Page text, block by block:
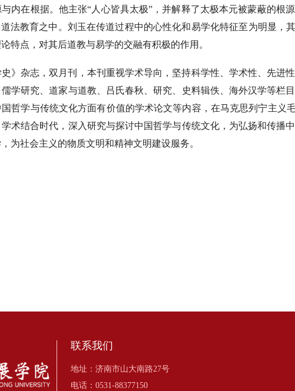
内在根据。他主张“人心皆具太极”，并解释了太极本元被蒙蔽的根
法教育之中。刘玉在传道过程中的心性化和易学化特征至为明显，
特点，对其后道教与易学的交融有积极的作用。
史》杂志，双月刊，本刊重视学术导向，坚持科学性、学术性、先进
学研究、道家与道教、吕氏春秋、研究、史料辑佚、海外汉学等栏
哲学与传统文化方面有价值的学术论文等内容，在马克思列宁主义
术结合时代，深入研究与探讨中国哲学与传统文化，为弘扬和传播
为社会主义的物质文明和精神文明建设服务。
联系我们
地址：济南市山大南路27号
电话：0531-88377150